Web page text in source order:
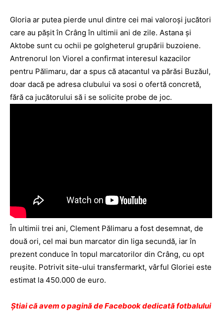
Gloria ar putea pierde unul dintre cei mai valoroşi jucători
care au păşit în Crâng în ultimii ani de zile. Astana şi
Aktobe sunt cu ochii pe golgheterul grupării buzoiene.
Antrenorul Ion Viorel a confirmat interesul kazacilor
pentru Pălimaru, dar a spus că atacantul va părăsi Buzăul,
doar dacă pe adresa clubului va sosi o ofertă concretă,
fără ca jucătorului să i se solicite probe de joc.
În ultimii trei ani, Clement Pălimaru a fost desemnat, de
două ori, cel mai bun marcator din liga secundă, iar în
prezent conduce în topul marcatorilor din Crâng, cu opt
reuşite. Potrivit site-ului transfermarkt, vârful Gloriei este
estimat la 450.000 de euro.
Ştiai că avem o pagină de Facebook dedicată fotbalului